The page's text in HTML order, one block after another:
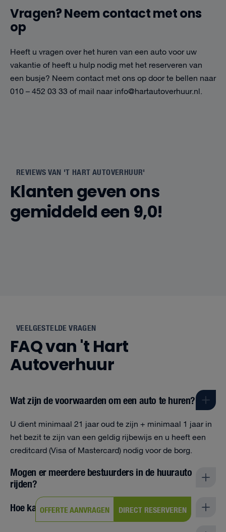
OFFERTE AANVRAGEN DIRECT RESERVEREN
Vragen? Neem contact met ons
op
Heeft u vragen over het huren van een auto voor uw
vakantie of heeft u hulp nodig met het reserveren van
een busje? Neem contact met ons op door te bellen naar
010 – 452 03 33 of mail naar info@hartautoverhuur.nl.
REVIEWS VAN 'T HART AUTOVERHUUR'
Klanten geven ons
gemiddeld een 9,0!
VEELGESTELDE VRAGEN
FAQ van 't Hart
Autoverhuur
Wat zijn de voorwaarden om een auto te huren?
U dient minimaal 21 jaar oud te zijn + minimaal 1 jaar in
het bezit te zijn van een geldig rijbewijs en u heeft een
creditcard (Visa of Mastercard) nodig voor de borg.
Mogen er meerdere bestuurders in de huurauto
rijden?
Hoe kan ik mijn huurauto inleveren?